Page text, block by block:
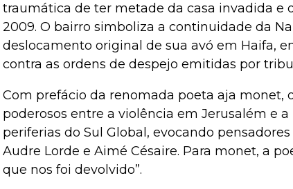
traumática de ter metade da casa invadida e
2009. O bairro simboliza a continuidade da
deslocamento original de sua avó em Haifa,
contra as ordens de despejo emitidas por
Com prefácio da renomada poeta aja monet,
poderosos entre a violência em Jerusalém e
periferias do Sul Global, evocando
Audre Lorde e Aimé Césaire. Para monet, a
que nos foi devolvido”.